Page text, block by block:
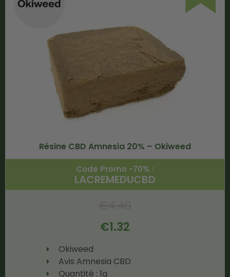
Résine CBD Amnesia 20% – Okiweed
Code Promo -70% :
LACREMEDUCBD
€1.32
Okiweed
Avis Amnesia CBD
Quantité : 1g